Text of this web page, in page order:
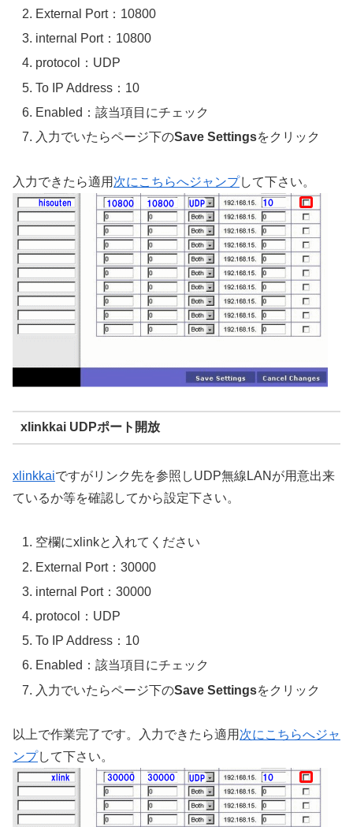
External Port：10800
internal Port：10800
protocol：UDP
To IP Address：10
Enabled：該当項目にチェック
入力でいたらページ下のSave Settingsをクリック
入力できたら適用 次にこちらへジャンプして下さい。
xlinkkai UDPポート開放
xlinkkaiですがリンク先を参照しUDP無線LANが用意出来
ているか等を確認してから設定下さい。
空欄にxlinkと入れてください
External Port：30000
internal Port：30000
protocol：UDP
To IP Address：10
Enabled：該当項目にチェック
入力でいたらページ下のSave Settingsをクリック
以上で作業完了です。入力できたら適用 次にこちらへジャ
ンプして下さい。